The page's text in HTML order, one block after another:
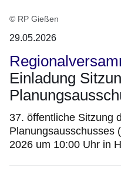
© RP Gießen
29.05.2026
Einladung
37. öffentliche Sitzung
Planungsausschusses
2026 um 10:00 Uhr in